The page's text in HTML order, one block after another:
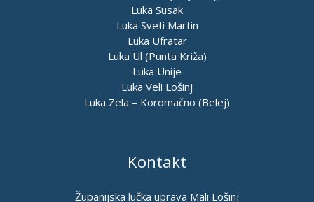
Luka Susak
Luka Sveti Martin
Luka Ufratar
Luka Ul (Punta Križa)
Luka Unije
Luka Veli Lošinj
Luka Zela – Koromačno (Belej)
Kontakt
Županijska lučka uprava Mali Lošinj